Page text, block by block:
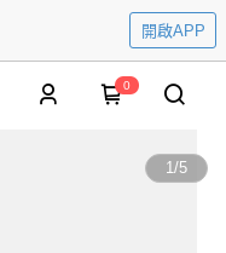
開啟APP
0
1/5